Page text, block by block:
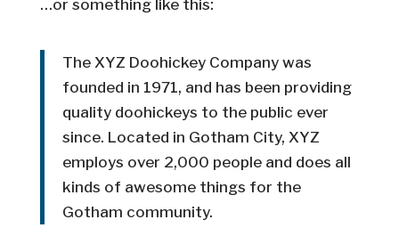
…or something like this:
The XYZ Doohickey Company was
founded in 1971, and has been providing
quality doohickeys to the public ever
since. Located in Gotham City, XYZ
employs over 2,000 people and does all
kinds of awesome things for the
Gotham community.